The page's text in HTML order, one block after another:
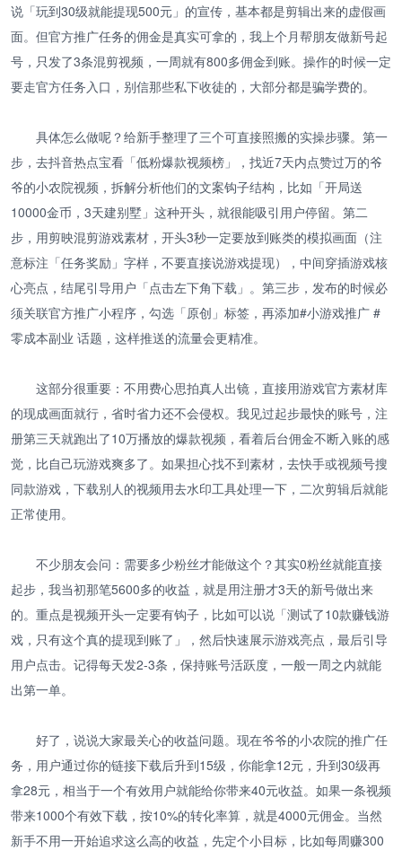
说「玩到30级就能提现500元」的宣传，基本都是剪辑出来的虚假画
面。但官方推广任务的佣金是真实可拿的，我上个月帮朋友做新号起
号，只发了3条混剪视频，一周就有800多佣金到账。操作的时候一定
要走官方任务入口，别信那些私下收徒的，大部分都是骗学费的。
具体怎么做呢？给新手整理了三个可直接照搬的实操步骤。第一
步，去抖音热点宝看「低粉爆款视频榜」，找近7天内点赞过万的爷
爷的小农院视频，拆解分析他们的文案钩子结构，比如「开局送
10000金币，3天建别墅」这种开头，就很能吸引用户停留。第二
步，用剪映混剪游戏素材，开头3秒一定要放到账类的模拟画面（注
意标注「任务奖励」字样，不要直接说游戏提现），中间穿插游戏核
心亮点，结尾引导用户「点击左下角下载」。第三步，发布的时候必
须关联官方推广小程序，勾选「原创」标签，再添加#小游戏推广 #
零成本副业 话题，这样推送的流量会更精准。
这部分很重要：不用费心思拍真人出镜，直接用游戏官方素材库
的现成画面就行，省时省力还不会侵权。我见过起步最快的账号，注
册第三天就跑出了10万播放的爆款视频，看着后台佣金不断入账的感
觉，比自己玩游戏爽多了。如果担心找不到素材，去快手或视频号搜
同款游戏，下载别人的视频用去水印工具处理一下，二次剪辑后就能
正常使用。
不少朋友会问：需要多少粉丝才能做这个？其实0粉丝就能直接
起步，我当初那笔5600多的收益，就是用注册才3天的新号做出来
的。重点是视频开头一定要有钩子，比如可以说「测试了10款赚钱游
戏，只有这个真的提现到账了」，然后快速展示游戏亮点，最后引导
用户点击。记得每天发2-3条，保持账号活跃度，一般一周之内就能
出第一单。
好了，说说大家最关心的收益问题。现在爷爷的小农院的推广任
务，用户通过你的链接下载后升到15级，你能拿12元，升到30级再
拿28元，相当于一个有效用户就能给你带来40元收益。如果一条视频
带来1000个有效下载，按10%的转化率算，就是4000元佣金。当然
新手不用一开始追求这么高的收益，先定个小目标，比如每周赚300